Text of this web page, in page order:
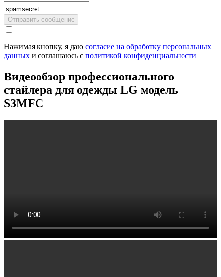
Отправить сообщение
Нажимая кнопку, я даю cогласие на обработку персональных
данных и соглашаюсь с политикой конфиденциальности
Видеообзор профессионального
стайлера для одежды LG модель
S3MFC